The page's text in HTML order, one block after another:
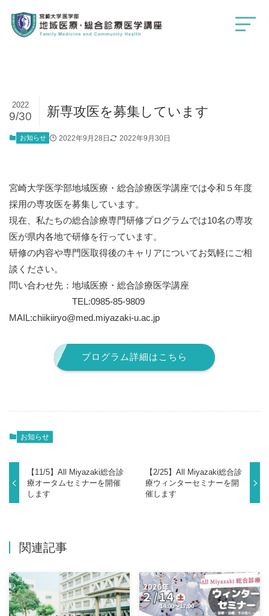
新専攻医を募集しています
2022
9/30
お知らせ 2022年9月28日 2022年9月30日
宮崎大学医学部地域医療・総合診療医学講座では令和５年度
採用の専攻医を募集しています。
現在、私たちの総合診療専門研修プログラムでは10名の専攻
医が県内各地で研修を行っています。
研修の内容や専門医取得後のキャリアについてお気軽にご相
談ください。
問い合わせ先：地域医療・総合診療医学講座
TEL:0985-85-9809
MAIL:chiikiiryo@med.miyazaki-u.ac.jp
プログラム詳細はこちら
お知らせ
【11/5】All Miyazaki総合診
療オータムセミナーを開催
します
【2/25】All Miyazaki総合診
療ウィンターセミナーを開
催します
関連記事